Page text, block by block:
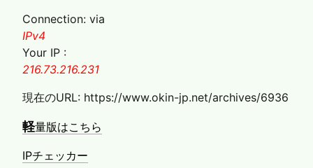
Connection: via
IPv4
Your IP :
216.73.216.231
現在のURL: https://www.okin-jp.net/archives/6936
軽量版はこちら
IPチェッカー